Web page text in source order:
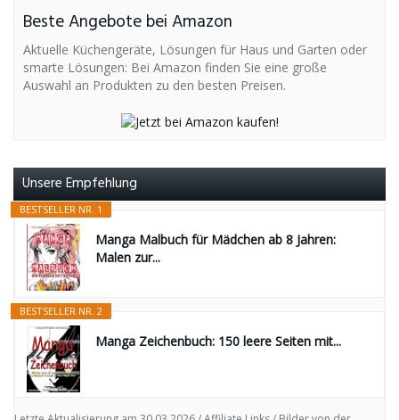
Beste Angebote bei Amazon
Aktuelle Küchengeräte, Lösungen für Haus und Garten oder
smarte Lösungen: Bei Amazon finden Sie eine große
Auswahl an Produkten zu den besten Preisen.
Unsere Empfehlung
BESTSELLER NR. 1
Manga Malbuch für Mädchen ab 8 Jahren:
Malen zur...
BESTSELLER NR. 2
Manga Zeichenbuch: 150 leere Seiten mit...